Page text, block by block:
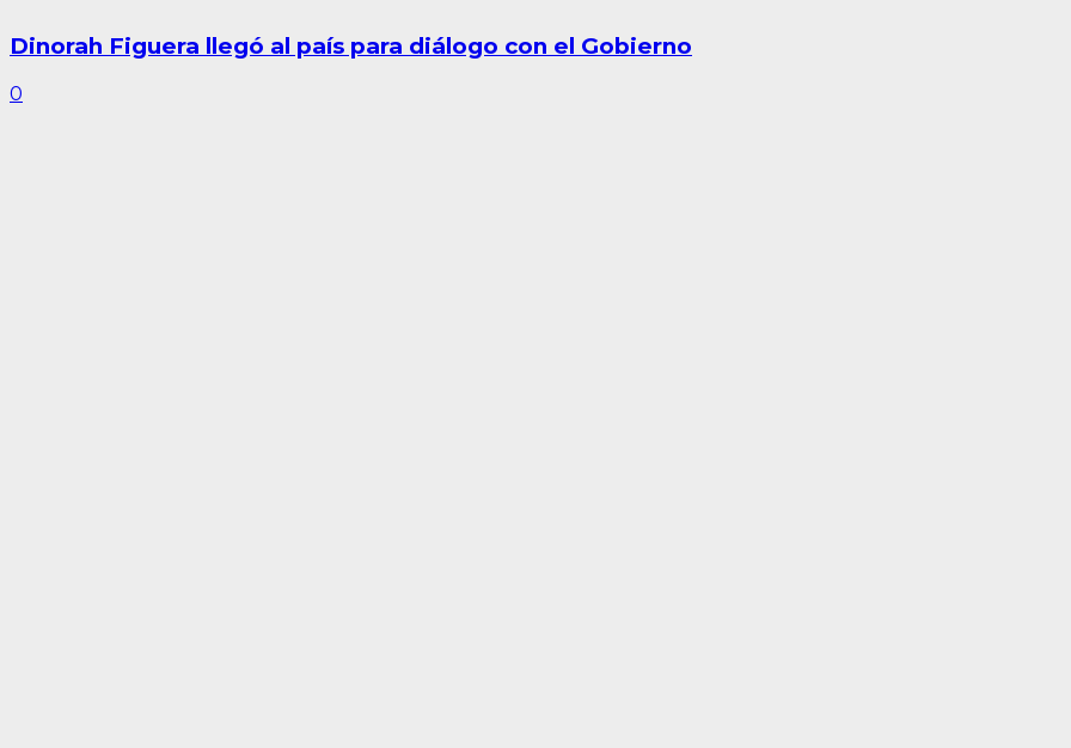
Dinorah Figuera llegó al país para diálogo con el Gobierno
0